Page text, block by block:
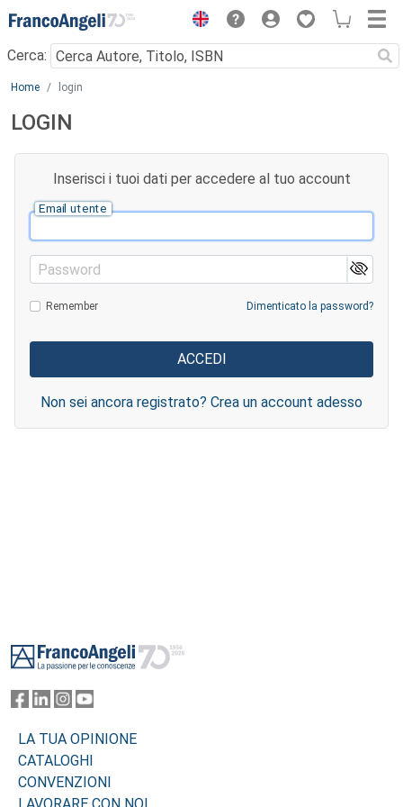
Menu
Cerca:
Main content
Home login
LOGIN
Inserisci i tuoi dati per accedere al tuo account
Email utente
Password
Remember Dimenticato la password?
Non sei ancora registrato? Crea un account adesso
LA TUA OPINIONE
CATALOGHI
CONVENZIONI